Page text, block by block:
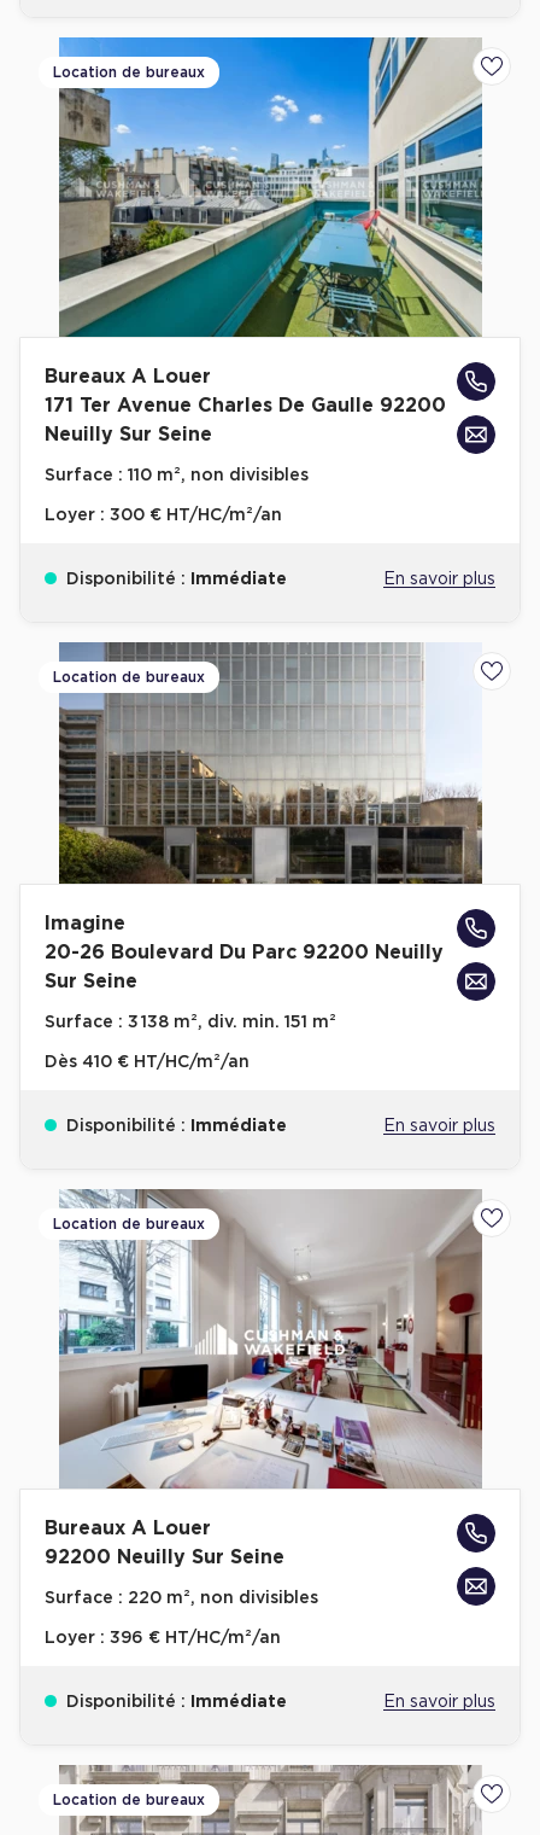
Location de bureaux
Bureaux A Louer
171 Ter Avenue Charles De Gaulle 92200
Neuilly Sur Seine
Surface : 110 m², non divisibles
Loyer : 300 € HT/HC/m²/an
Disponibilité : Immédiate En savoir plus
Location de bureaux
Imagine
20-26 Boulevard Du Parc 92200 Neuilly
Sur Seine
Surface : 3 138 m², div. min. 151 m²
Dès 410 € HT/HC/m²/an
Disponibilité : Immédiate En savoir plus
Location de bureaux
Bureaux A Louer
92200 Neuilly Sur Seine
Surface : 220 m², non divisibles
Loyer : 396 € HT/HC/m²/an
Disponibilité : Immédiate En savoir plus
Location de bureaux